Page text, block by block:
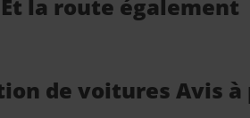
la route également
de voitures Avis